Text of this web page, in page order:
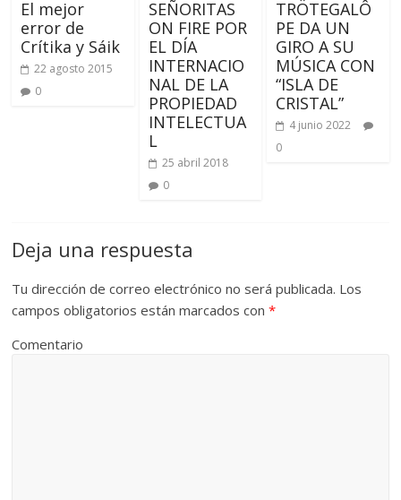
El mejor
error de
Crítika y Sáik
22 agosto 2015
0
SEÑORITAS
ON FIRE POR
EL DÍA
INTERNACIO
NAL DE LA
PROPIEDAD
INTELECTUA
L
25 abril 2018
0
TRÖTEGALÔ
PE DA UN
GIRO A SU
MÚSICA CON
“ISLA DE
CRISTAL”
4 junio 2022
0
Deja una respuesta
Tu dirección de correo electrónico no será publicada. Los
campos obligatorios están marcados con*
Comentario